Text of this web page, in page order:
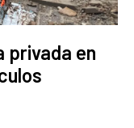
privada en